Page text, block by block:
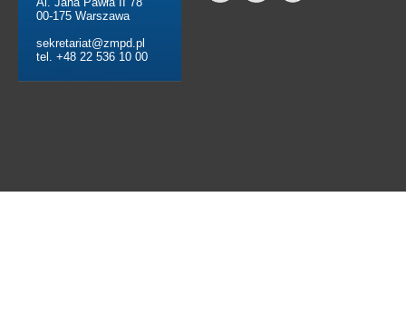
00-175 Warszawa
sekretariat@zmpd.pl
tel. +48 22 536 10 00